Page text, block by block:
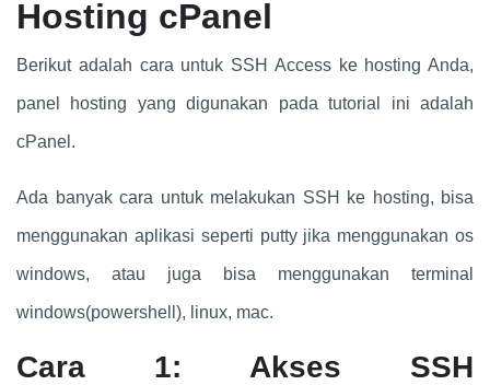
Hosting cPanel
Berikut adalah cara untuk SSH Access ke hosting Anda,
panel hosting yang digunakan pada tutorial ini adalah
cPanel.
Ada banyak cara untuk melakukan SSH ke hosting, bisa
menggunakan aplikasi seperti putty jika menggunakan os
windows, atau juga bisa menggunakan terminal
windows(powershell), linux, mac.
Cara 1: Akses SSH